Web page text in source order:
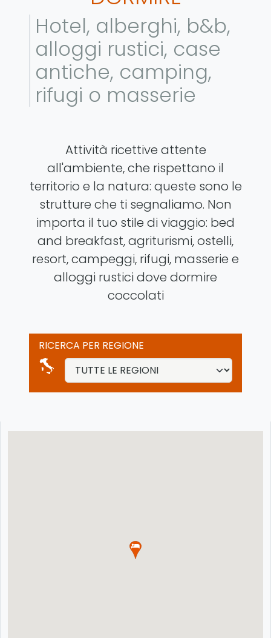
Hotel, alberghi, b&b,
alloggi rustici, case
antiche, camping,
rifugi o masserie
Attività ricettive attente
all'ambiente, che rispettano il
territorio e la natura: queste sono le
strutture che ti segnaliamo. Non
importa il tuo stile di viaggio: bed
and breakfast, agriturismi, ostelli,
resort, campeggi, rifugi, masserie e
alloggi rustici dove dormire
coccolati
RICERCA PER REGIONE